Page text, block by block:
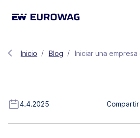
Inicio Blog
4.4.2025